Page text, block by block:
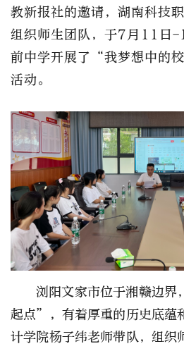
教新报社的邀请，湖南科技
组织师生团队，于7月11日-
前中学开展了“我梦想中的
活动。
浏阳文家市位于湘赣边
起点”，有着厚重的历史底蕴
计学院杨子纬老师带队，组织